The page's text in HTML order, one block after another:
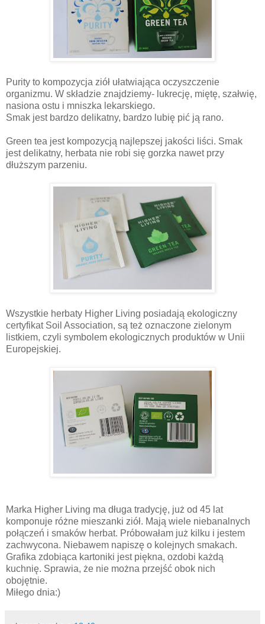
Purity to kompozycja ziół ułatwiająca oczyszczenie
organizmu. W składzie znajdziemy- lukrecję, miętę, szałwię,
nasiona ostu i mniszka lekarskiego.
Smak jest bardzo delikatny, bardzo lubię pić ją rano.
Green tea jest kompozycją najlepszej jakości liści. Smak
jest delikatny, herbata nie robi się gorzka nawet przy
dłuższym parzeniu.
Wszystkie herbaty Higher Living posiadają ekologiczny
certyfikat Soil Association, są też oznaczone zielonym
listkiem, czyli symbolem ekologicznych produktów w Unii
Europejskiej.
Marka Higher Living ma długa tradycję, już od 45 lat
komponuje różne mieszanki ziół. Mają wiele niebanalnych
połączeń i smaków herbat. Próbowałam już kilku i jestem
zachwycona. Niebawem napiszę o kolejnych smakach.
Grafika zdobiąca kartoniki jest piękna, ozdobi każdą
kuchnię. Sprawia, że nie można przejść obok nich
obojętnie.
Miłego dnia:)